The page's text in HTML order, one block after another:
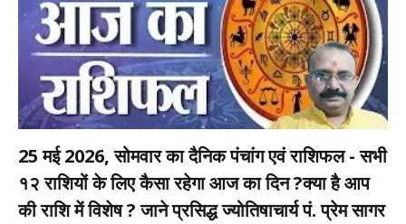
25 मई 2026, सोमवार का दैनिक पंचांग एवं राशिफल - सभी
१२ राशियों के लिए कैसा रहेगा आज का दिन ?क्या है आप
की राशि में विशेष ? जाने प्रसिद्ध ज्योतिषाचार्य पं. प्रेम सागर